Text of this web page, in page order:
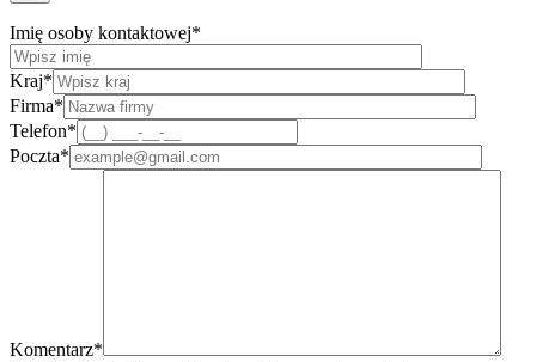
Imię osoby kontaktowej*
Kraj*
Firma*
Telefon*
Poczta*
Komentarz*